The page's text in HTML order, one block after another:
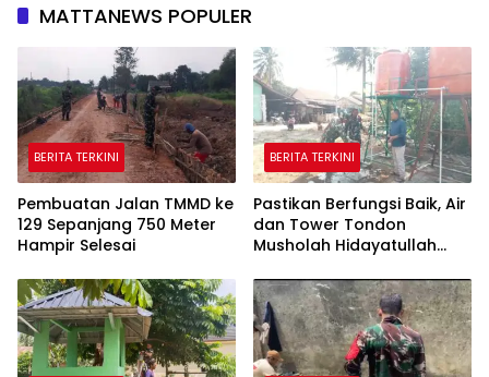
MATTANEWS POPULER
BERITA TERKINI
Pembuatan Jalan TMMD ke
129 Sepanjang 750 Meter
Hampir Selesai
BERITA TERKINI
Pastikan Berfungsi Baik, Air
dan Tower Tondon
Musholah Hidayatullah